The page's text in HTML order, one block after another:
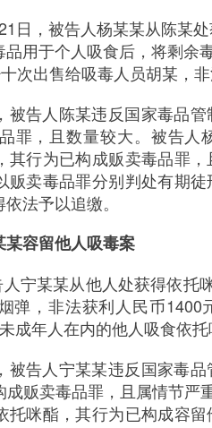
日，被告人杨某某从陈某
用于个人吸食后，将剩余
次出售给吸毒人员胡某，非
被告人陈某违反国家毒品
罪，且数量较大。被告人
其行为已构成贩卖毒品罪
贩卖毒品罪分别判处有期
法予以追缴。
容留他人吸毒案
宁某某从他人处获得依托
弹，非法获利人民币1400
成年人在内的他人吸食依托
被告人宁某某违反国家毒
贩卖毒品罪，且属情节严
托咪酯，其行为已构成容